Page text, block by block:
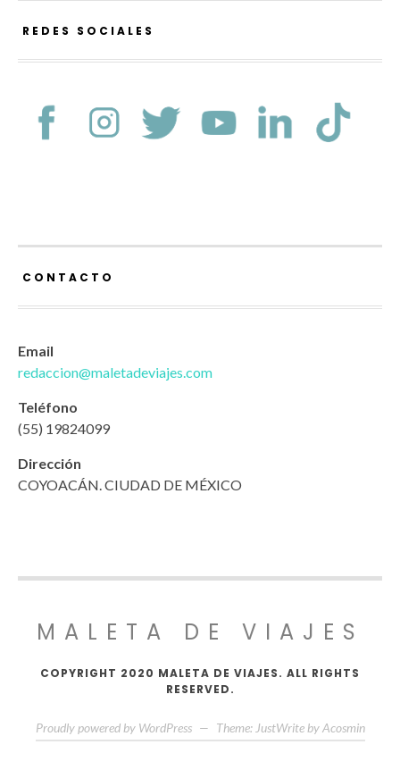
REDES SOCIALES
CONTACTO
Email
redaccion@maletadeviajes.com
Teléfono
(55) 19824099
Dirección
COYOACÁN. CIUDAD DE MÉXICO
MALETA DE VIAJES
COPYRIGHT 2020 MALETA DE VIAJES. ALL RIGHTS
RESERVED.
Proudly powered by WordPress — Theme: JustWrite by Acosmin